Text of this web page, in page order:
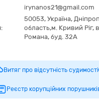
irynanos21@gmail.com
50053, Україна,
область,м. Кривий Ріг,
Романа, буд. 32А
Витяг про відсутність судимості
Реєстр корупційних